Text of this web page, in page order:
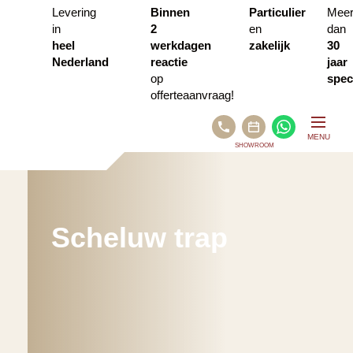
Levering
in
heel
Nederland
Binnen
2
werkdagen
reactie
op
offerteaanvraag!
Particulier
en
zakelijk
Meer
dan
30
jaar
BEL
ONS
SHOWROOM
MENU
Scheluw trap